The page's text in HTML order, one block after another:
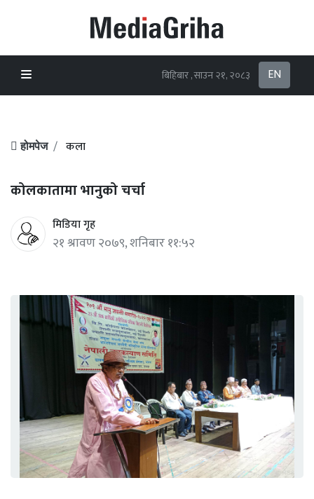
बिहिबार , साउन २१, २०८३ EN
होमपेज कला
कोलकातामा भानुको चर्चा
मिडिया गृह
२१ श्रावण २०७९, शनिबार ११:५२